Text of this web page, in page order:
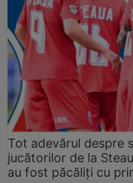
Tot adevărul despre
jucătorilor de la
au fost păcăliți cu